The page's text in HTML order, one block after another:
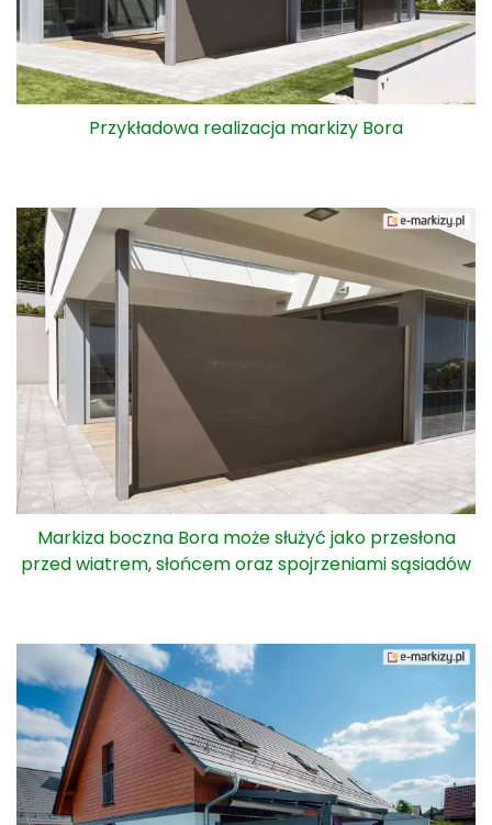
Przykładowa realizacja markizy Bora
Markiza boczna Bora może służyć jako przesłona
przed wiatrem, słońcem oraz spojrzeniami sąsiadów